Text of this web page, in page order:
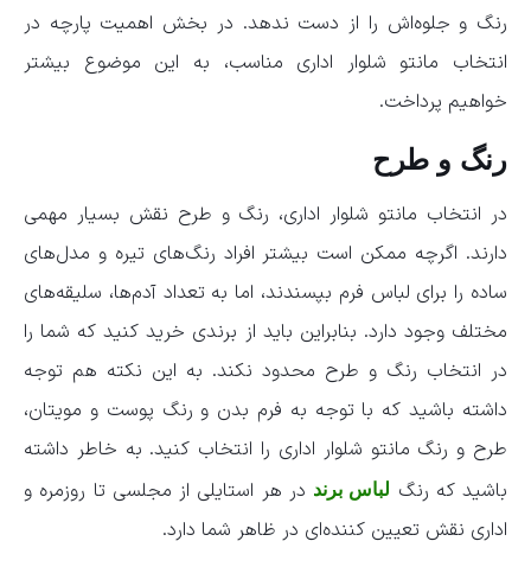
رنگ و جلوه‌اش را از دست ندهد. در بخش اهمیت پارچه در
انتخاب مانتو شلوار اداری مناسب، به این موضوع بیشتر
خواهیم پرداخت.
رنگ و طرح
در انتخاب مانتو شلوار اداری، رنگ و طرح نقش بسیار مهمی
دارند. اگرچه ممکن است بیشتر افراد رنگ‌های تیره و مدل‌های
ساده را برای لباس فرم بپسندند، اما به تعداد آدم‌ها، سلیقه‌های
مختلف وجود دارد. بنابراین باید از برندی خرید کنید که شما را
در انتخاب رنگ و طرح محدود نکند. به این نکته هم توجه
داشته باشید که با توجه به فرم بدن و رنگ پوست و مویتان،
طرح و رنگ مانتو شلوار اداری را انتخاب کنید. به خاطر داشته
باشید که رنگ لباس برند در هر استایلی از مجلسی تا روزمره و
اداری نقش تعیین کننده‌ای در ظاهر شما دارد.